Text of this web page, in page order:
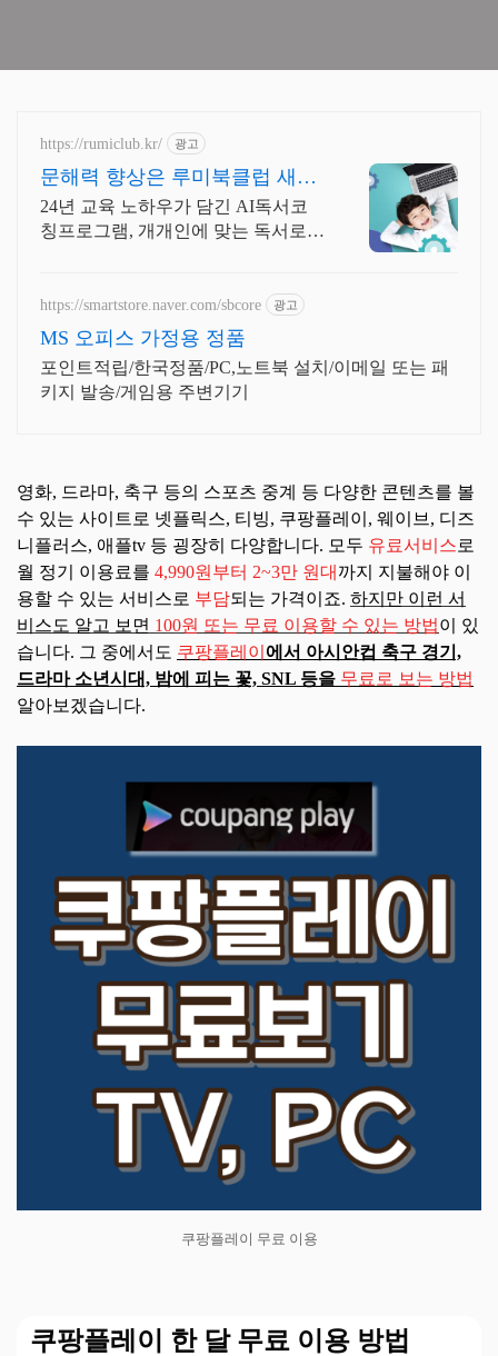
https://rumiclub.kr/ 광고
문해력 향상은 루미북클럽 새입
시에 맞는 프로그램운영!
24년 교육 노하우가 담긴 AI독서코
칭프로그램, 개개인에 맞는 독서로
루미북클럽!
https://smartstore.naver.com/sbcore 광고
MS 오피스 가정용 정품
포인트적립/한국정품/PC,노트북 설치/이메일 또는 패
키지 발송/게임용 주변기기
영화, 드라마, 축구 등의 스포츠 중계 등 다양한 콘텐츠를 볼
수 있는 사이트로 넷플릭스, 티빙, 쿠팡플레이, 웨이브, 디즈
니플러스, 애플tv 등 굉장히 다양합니다. 모두 유료서비스로
월 정기 이용료를 4,990원부터 2~3만 원대 까지 지불해야 이
용할 수 있는 서비스로 부담되는 가격이죠. 하지만 이런 서
비스도 알고 보면 100원 또는 무료 이용할 수 있는 방법이 있
습니다. 그 중에서도 쿠팡플레이 에서 아시안컵 축구 경기,
드라마 소년시대, 밤에 피는 꽃, SNL 등을 무료로 보는 방법
알아보겠습니다.
쿠팡플레이 무료 이용
쿠팡플레이 한 달 무료 이용 방법